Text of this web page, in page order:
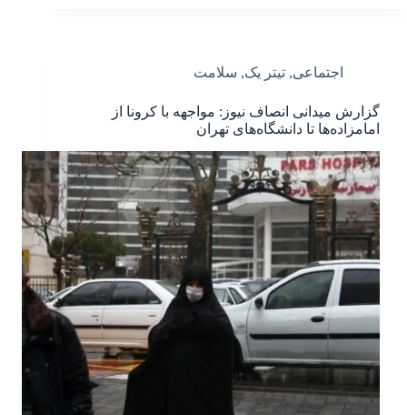
اجتماعی, تیتر یک, سلامت
گزارش میدانی انصاف نیوز: مواجهه با کرونا از
امامزاده‌ها تا دانشگاه‌های تهران